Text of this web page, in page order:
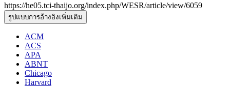
https://he05.tci-thaijo.org/index.php/WESR/article/view/6059
รูปแบบการอ้างอิงเพิ่มเติม
ACM
ACS
APA
ABNT
Chicago
Harvard